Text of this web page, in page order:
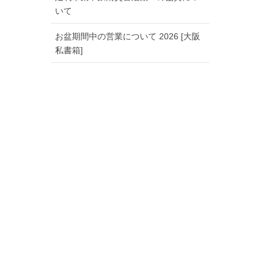
いて
お盆期間中の営業について 2026 [大阪
私書箱]